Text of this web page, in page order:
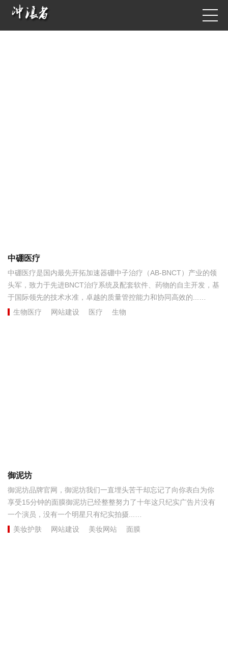
中硼医疗
中硼医疗是国内最先开拓加速器硼中子治疗（AB-BNCT）产业的领
头军，致力于先进BNCT治疗系统及配套软件、药物的自主开发，基
于国际领先的技术水准，卓越的质量管控能力和协同高效的...
生物医疗
网站建设 医疗 生物
御泥坊
御泥坊品牌官网，御泥坊我们一直埋头苦干却忘记了向你表白为你
享受15分钟的面膜御泥坊已经整整努力了十年这只纪实广告片没有
一个演员，没有一个明星只有纪实拍摄...
美妆护肤
网站建设 美妆网站 面膜